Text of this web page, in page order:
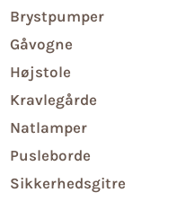
Brystpumper
Gåvogne
Højstole
Kravlegårde
Natlamper
Pusleborde
Sikkerhedsgitre